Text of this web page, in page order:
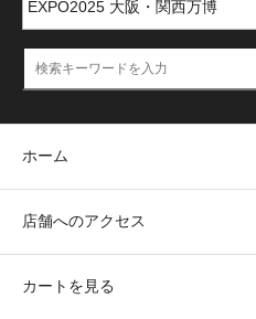
ホーム
店舗へのアクセス
カートを見る